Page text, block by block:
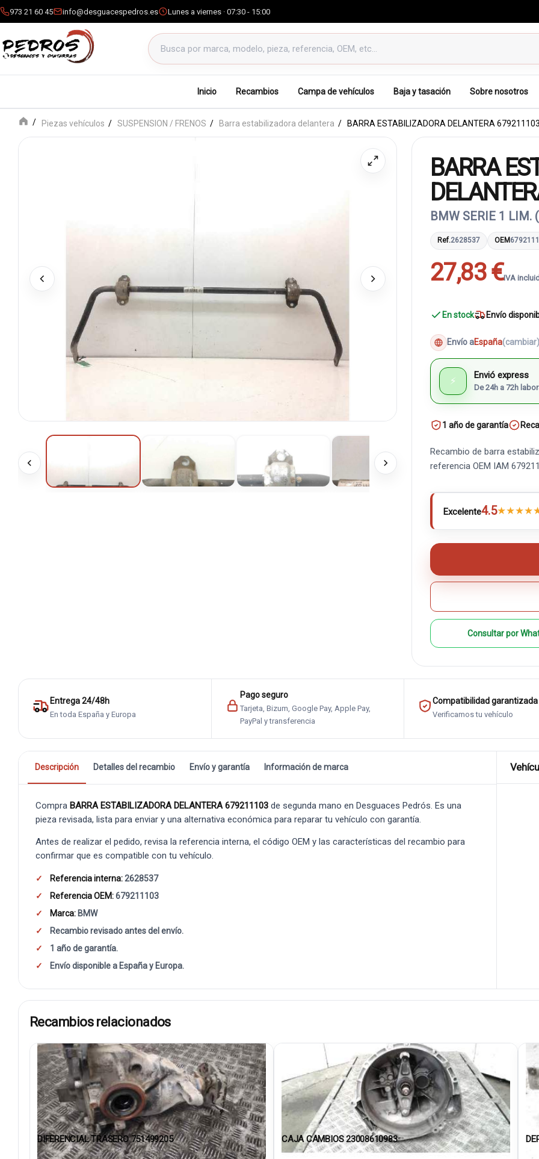
973 21 60 45 info@desguacespedros.es Lunes a viernes · 07:30 - 15:00
Buscar productos
Inicio Recambios Campa de vehículos Baja y tasación Sobre nosotros
Piezas vehículos SUSPENSION / FRENOS Barra estabilizadora delantera BARRA ESTABILIZADORA DELANTERA 679211103
BARRA
BMW SERIE 1 LIM.
Ref.2628537 OEM
27,83 €IVA
En stock Envío
Envío aEspaña(cambiar)
⚡ Envió express
De 24h a 72h
1 año de garantía
Recambio de barra
referencia OEM IAM
Excelente4.5★★★★
Consultar por
Entrega 24/48h
En toda España y Europa
Pago seguro
Tarjeta, Bizum, Google Pay, Apple Pay,
PayPal y transferencia
Compatibilidad garantizada
Verificamos tu vehículo
Descripción Detalles del recambio Envío y garantía Información de marca
Compra BARRA ESTABILIZADORA DELANTERA 679211103 de segunda mano en Desguaces Pedrós. Es una
pieza revisada, lista para enviar y una alternativa económica para reparar tu vehículo con garantía.
Antes de realizar el pedido, revisa la referencia interna, el código OEM y las características del recambio para
confirmar que es compatible con tu vehículo.
Referencia interna:2628537
Referencia OEM:679211103
Marca: BMW
Recambio revisado antes del envío.
1 año de garantía.
Envío disponible a España y Europa.
Recambios relacionados
DIFERENCIAL TRASERO 751499205 CAJA CAMBIOS 23008610983